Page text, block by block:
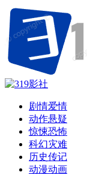
剧情爱情
动作悬疑
惊悚恐怖
科幻灾难
历史传记
动漫动画